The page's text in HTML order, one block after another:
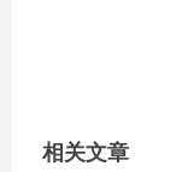
相关文章